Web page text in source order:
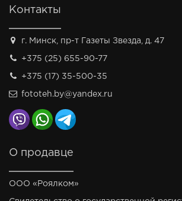
Контакты
г. Минск, пр-т Газеты Звезда, д. 47
+375 (25) 655-90-77
+375 (17) 35-500-35
fototeh.by@yandex.ru
О продавце
ООО «Роялком»